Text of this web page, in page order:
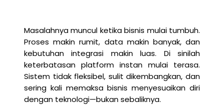
Masalahnya muncul ketika bisnis mulai tumbuh.
Proses makin rumit, data makin banyak, dan
kebutuhan integrasi makin luas. Di sinilah
keterbatasan platform instan mulai terasa.
Sistem tidak fleksibel, sulit dikembangkan, dan
sering kali memaksa bisnis menyesuaikan diri
dengan teknologi—bukan sebaliknya.